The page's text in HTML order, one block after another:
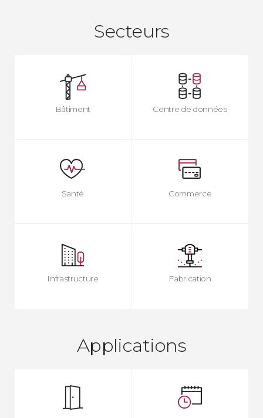
Secteurs
Bâtiment Centre de données
Santé Commerce
Infrastructure Fabrication
Applications